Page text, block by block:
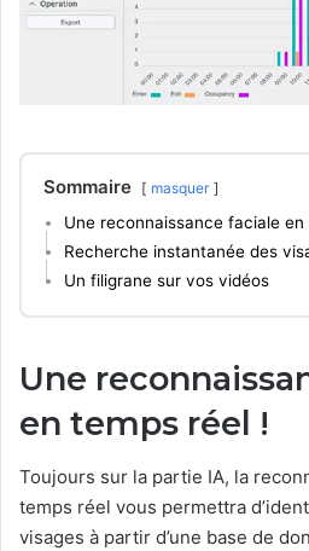
Sommaire masquer
Une reconnaissance faciale en
Recherche instantanée des
Un filigrane sur vos vidéos
Une
en temps réel !
Toujours sur la partie IA, la
temps réel vous permettra
visages à partir d’une base de